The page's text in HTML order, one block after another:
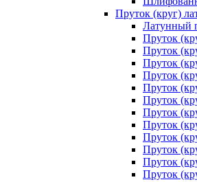
Пруток (круг)
Латунный
Пруток
Пруток
Пруток
Пруток
Пруток
Пруток
Пруток
Пруток
Пруток
Пруток
Пруток
Пруток